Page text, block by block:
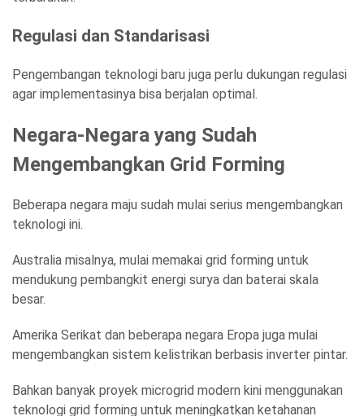
Regulasi dan Standarisasi
Pengembangan teknologi baru juga perlu dukungan regulasi
agar implementasinya bisa berjalan optimal.
Negara-Negara yang Sudah
Mengembangkan Grid Forming
Beberapa negara maju sudah mulai serius mengembangkan
teknologi ini.
Australia misalnya, mulai memakai grid forming untuk
mendukung pembangkit energi surya dan baterai skala
besar.
Amerika Serikat dan beberapa negara Eropa juga mulai
mengembangkan sistem kelistrikan berbasis inverter pintar.
Bahkan banyak proyek microgrid modern kini menggunakan
teknologi grid forming untuk meningkatkan ketahanan